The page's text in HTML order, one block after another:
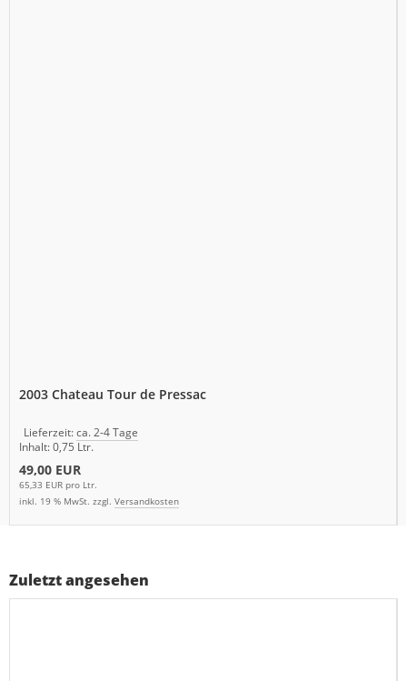
2003 Chateau Tour de Pressac
Lieferzeit:ca. 2-4 Tage
Inhalt: 0,75 Ltr.
49,00 EUR
65,33 EUR pro Ltr.
inkl. 19 % MwSt. zzgl. Versandkosten
Zuletzt angesehen